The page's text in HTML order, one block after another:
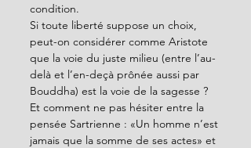
condition.
Si toute liberté suppose un choix,
peut-on considérer comme Aristote
que la voie du juste milieu (entre l’au-
delà et l’en-deçà prônée aussi par
Bouddha) est la voie de la sagesse ?
Et comment ne pas hésiter entre la
pensée Sartrienne : «Un homme n’est
jamais que la somme de ses actes» et